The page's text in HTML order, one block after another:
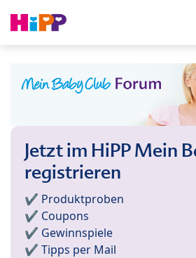
Jetzt im HiPP Mein
registrieren
✔️ Produktproben
✔️ Coupons
✔️ Gewinnspiele
✔️ Tipps per Mail